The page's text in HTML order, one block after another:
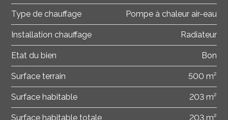
Type de chauffage Pompe à chaleur air-eau
Installation chauffage Radiateur
Etat du bien Bon
Surface terrain 500 m²
Surface habitable 203 m²
Surface habitable totale 203 m²